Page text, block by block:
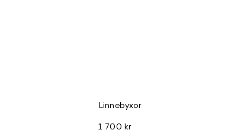
Linnebyxor
1 700 kr